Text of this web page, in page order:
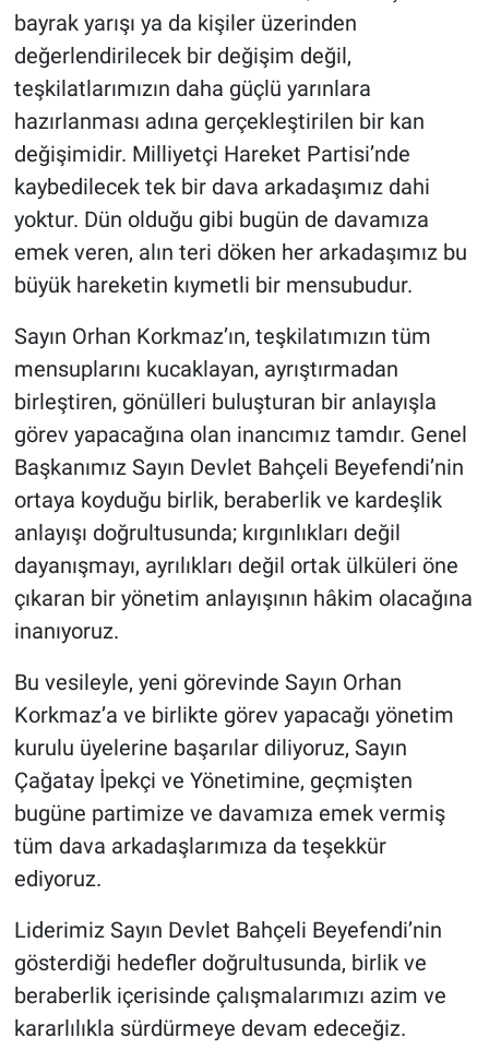
bayrak yarışı ya da kişiler üzerinden
değerlendirilecek bir değişim değil,
teşkilatlarımızın daha güçlü yarınlara
hazırlanması adına gerçekleştirilen bir kan
değişimidir. Milliyetçi Hareket Partisi’nde
kaybedilecek tek bir dava arkadaşımız dahi
yoktur. Dün olduğu gibi bugün de davamıza
emek veren, alın teri döken her arkadaşımız bu
büyük hareketin kıymetli bir mensubudur.
Sayın Orhan Korkmaz’ın, teşkilatımızın tüm
mensuplarını kucaklayan, ayrıştırmadan
birleştiren, gönülleri buluşturan bir anlayışla
görev yapacağına olan inancımız tamdır. Genel
Başkanımız Sayın Devlet Bahçeli Beyefendi’nin
ortaya koyduğu birlik, beraberlik ve kardeşlik
anlayışı doğrultusunda; kırgınlıkları değil
dayanışmayı, ayrılıkları değil ortak ülküleri öne
çıkaran bir yönetim anlayışının hâkim olacağına
inanıyoruz.
Bu vesileyle, yeni görevinde Sayın Orhan
Korkmaz’a ve birlikte görev yapacağı yönetim
kurulu üyelerine başarılar diliyoruz, Sayın
Çağatay İpekçi ve Yönetimine, geçmişten
bugüne partimize ve davamıza emek vermiş
tüm dava arkadaşlarımıza da teşekkür
ediyoruz.
Liderimiz Sayın Devlet Bahçeli Beyefendi’nin
gösterdiği hedefler doğrultusunda, birlik ve
beraberlik içerisinde çalışmalarımızı azim ve
kararlılıkla sürdürmeye devam edeceğiz.